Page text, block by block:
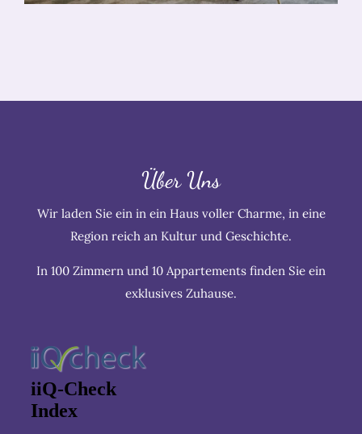
Über Uns
Wir laden Sie ein in ein Haus voller Charme, in eine
Region reich an Kultur und Geschichte.
In 100 Zimmern und 10 Appartements finden Sie ein
exklusives Zuhause.